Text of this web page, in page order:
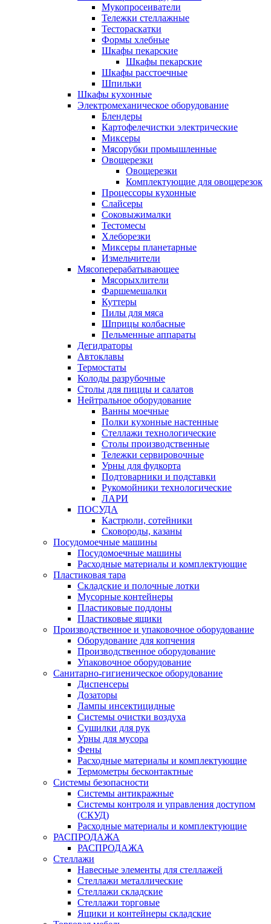
Мукопросеиватели
Тележки стеллажные
Тестораскатки
Формы хлебные
Шкафы пекарские
Шкафы пекарские
Шкафы расстоечные
Шпильки
Шкафы кухонные
Электромеханическое оборудование
Блендеры
Картофелечистки электрические
Миксеры
Мясорубки промышленные
Овощерезки
Овощерезки
Комплектующие для овощерезок
Процессоры кухонные
Слайсеры
Соковыжималки
Тестомесы
Хлеборезки
Миксеры планетарные
Измельчители
Мясоперерабатывающее
Мясорыхлители
Фаршемешалки
Куттеры
Пилы для мяса
Шприцы колбасные
Пельменные аппараты
Дегидраторы
Автоклавы
Термостаты
Колоды разрубочные
Столы для пиццы и салатов
Нейтральное оборудование
Ванны моечные
Полки кухонные настенные
Стеллажи технологические
Столы производственные
Тележки сервировочные
Урны для фудкорта
Подтоварники и подставки
Рукомойники технологические
ЛАРИ
ПОСУДА
Кастрюли, сотейники
Сковороды, казаны
Посудомоечные машины
Посудомоечные машины
Расходные материалы и комплектующие
Пластиковая тара
Складские и полочные лотки
Мусорные контейнеры
Пластиковые поддоны
Пластиковые ящики
Производственное и упаковочное оборудование
Оборудование для копчения
Производственное оборудование
Упаковочное оборудование
Санитарно-гигиеническое оборудование
Диспенсеры
Дозаторы
Лампы инсектицидные
Системы очистки воздуха
Сушилки для рук
Урны для мусора
Фены
Расходные материалы и комплектующие
Термометры бесконтактные
Системы безопасности
Системы антикражные
Системы контроля и управления доступом
(СКУД)
Расходные материалы и комплектующие
РАСПРОДАЖА
РАСПРОДАЖА
Стеллажи
Навесные элементы для стеллажей
Стеллажи металлические
Стеллажи складские
Стеллажи торговые
Ящики и контейнеры складские